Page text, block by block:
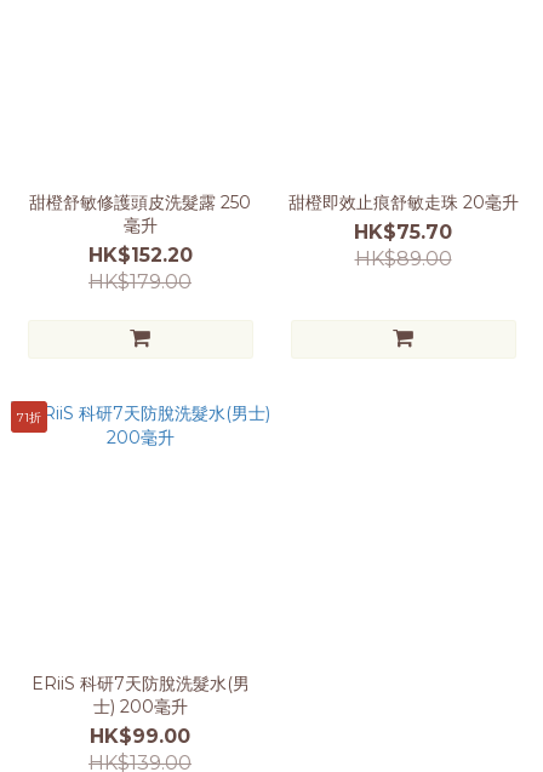
甜橙舒敏修護頭皮洗髮露 250
毫升
HK$152.20
HK$179.00
甜橙即效止痕舒敏走珠 20毫升
HK$75.70
HK$89.00
71折
ERiiS 科研7天防脫洗髮水(男
士) 200毫升
HK$99.00
HK$139.00